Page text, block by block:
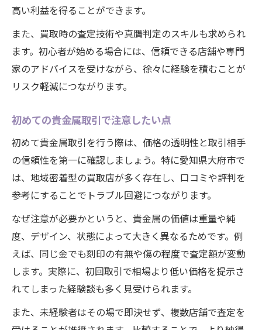
貴金属買取を使った安定収益の秘策
市場変動でも安定する貴金属運用法
買取サービスを活用した資金繰りテク
賢く稼ぐための貴金属活用ポイント
貴金属の長期保有と買取の使い分け術
貴金属買取現場で実践したいポイント
貴金属買取の流れを徹底解説します
実体験から学ぶ貴金属買取の注意点
貴金属買取の査定額を高める工夫とは
リスクを抑える貴金属取引のコツ解説
貴金属買取でリスクを最小に抑える方法
貴金属取引時のトラブル対策ポイント
貴金属買取の安全な依頼方法を伝授
損をしない貴金属取引の判断基準
貴金属買取で信用できる店舗の見分け方
高い利益を得ることができます。
また、買取時の査定技術や真贋判定のスキルも求められ
ます。初心者が始める場合には、信頼できる店舗や専門
家のアドバイスを受けながら、徐々に経験を積むことが
リスク軽減につながります。
初めての貴金属取引で注意したい点
初めて貴金属取引を行う際は、価格の透明性と取引相手
の信頼性を第一に確認しましょう。特に愛知県大府市で
は、地域密着型の買取店が多く存在し、口コミや評判を
参考にすることでトラブル回避につながります。
なぜ注意が必要かというと、貴金属の価値は重量や純
度、デザイン、状態によって大きく異なるためです。例
えば、同じ金でも刻印の有無や傷の程度で査定額が変動
します。実際に、初回取引で相場より低い価格を提示さ
れてしまった経験談も多く見受けられます。
また、未経験者はその場で即決せず、複数店舗で査定を